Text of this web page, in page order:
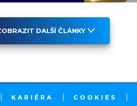
DALŠÍ ČLÁNKY
KARIÉRA COOKIES